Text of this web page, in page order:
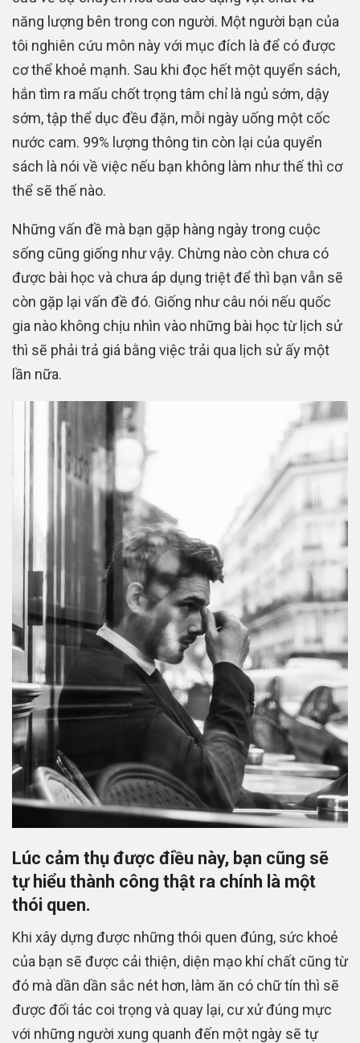
năng lượng bên trong con người. Một người bạn của
tôi nghiên cứu môn này với mục đích là để có được
cơ thể khoẻ mạnh. Sau khi đọc hết một quyển sách,
hắn tìm ra mấu chốt trọng tâm chỉ là ngủ sớm, dậy
sớm, tập thể dục đều đặn, mỗi ngày uống một cốc
nước cam. 99% lượng thông tin còn lại của quyển
sách là nói về việc nếu bạn không làm như thế thì cơ
thể sẽ thế nào.
Những vấn đề mà bạn gặp hàng ngày trong cuộc
sống cũng giống như vậy. Chừng nào còn chưa có
được bài học và chưa áp dụng triệt để thì bạn vẫn sẽ
còn gặp lại vấn đề đó. Giống như câu nói nếu quốc
gia nào không chịu nhìn vào những bài học từ lịch sử
thì sẽ phải trả giá bằng việc trải qua lịch sử ấy một
lần nữa.
Lúc cảm thụ được điều này, bạn cũng sẽ
tự hiểu thành công thật ra chính là một
thói quen.
Khi xây dựng được những thói quen đúng, sức khoẻ
của bạn sẽ được cải thiện, diện mạo khí chất cũng từ
đó mà dần dần sắc nét hơn, làm ăn có chữ tín thì sẽ
được đối tác coi trọng và quay lại, cư xử đúng mực
với những người xung quanh đến một ngày sẽ tự